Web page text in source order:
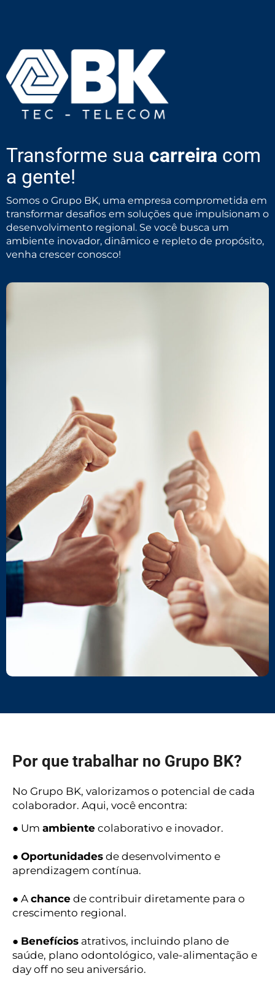
Transforme sua carreira com
a gente!
Somos o Grupo BK, uma empresa comprometida em
transformar desafios em soluções que impulsionam o
desenvolvimento regional. Se você busca um
ambiente inovador, dinâmico e repleto de propósito,
venha crescer conosco!
Por que trabalhar no Grupo BK?
No Grupo BK, valorizamos o potencial de cada
colaborador. Aqui, você encontra:
● Um ambiente colaborativo e inovador.
● Oportunidades de desenvolvimento e
aprendizagem contínua.
● A chance de contribuir diretamente para o
crescimento regional.
● Benefícios atrativos, incluindo plano de
saúde, plano odontológico, vale-alimentação e
day off no seu aniversário.